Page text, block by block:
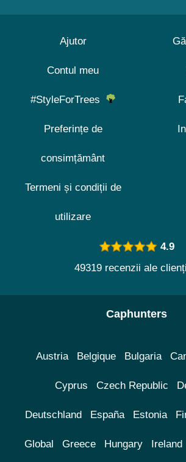
Ajutor
Contul meu
#StyleForTrees
Preferințe de
consimțământ
Termeni și condiții de
utilizare
4.9
49319 recenzii ale
Caphunters
Austria Belgique Bulgaria
Cyprus Czech Republic
Deutschland España Estonia
Global Greece Hungary Ireland